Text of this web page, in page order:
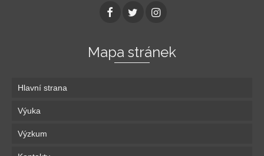
Mapa stránek
Hlavní strana
Výuka
Výzkum